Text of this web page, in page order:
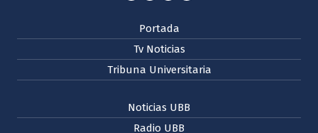
Portada
Tv Noticias
Tribuna Universitaria
Noticias UBB
Radio UBB